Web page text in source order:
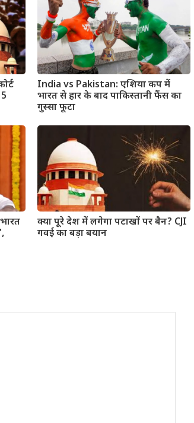
India vs Pakistan: एशिया कप में
भारत से हार के बाद पाकिस्तानी फैंस का
गुस्सा फूटा
क्या पूरे देश में लगेगा पटाखों पर बैन? CJI
गवई का बड़ा बयान